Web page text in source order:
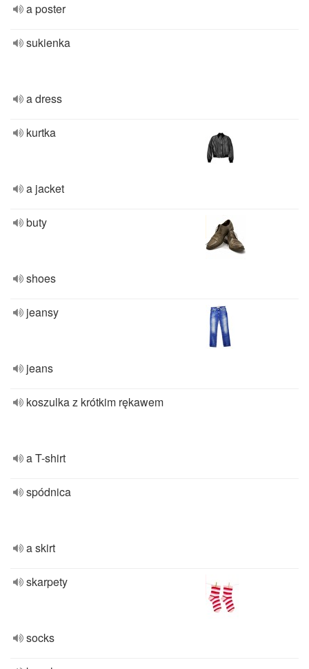
a poster
sukienka
a dress
kurtka
a jacket
buty
shoes
jeansy
jeans
koszulka z krótkim rękawem
a T-shirt
spódnica
a skirt
skarpety
socks